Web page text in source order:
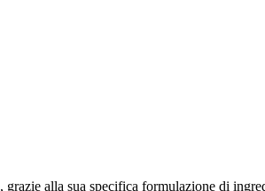
alla sua specifica formulazione di